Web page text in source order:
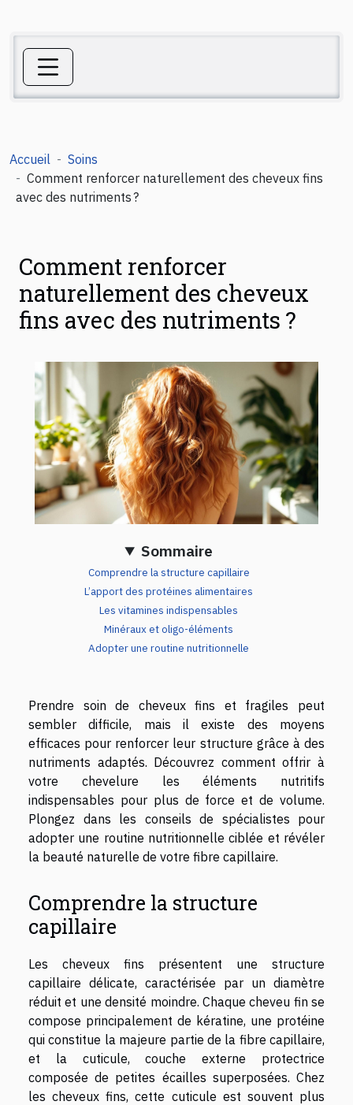
Accueil
Soins
Comment renforcer naturellement des cheveux fins
avec des nutriments ?
Comment renforcer
naturellement des cheveux
fins avec des nutriments ?
Sommaire
Comprendre la structure capillaire
L’apport des protéines alimentaires
Les vitamines indispensables
Minéraux et oligo-éléments
Adopter une routine nutritionnelle
Prendre soin de cheveux fins et fragiles peut
sembler difficile, mais il existe des moyens
efficaces pour renforcer leur structure grâce à des
nutriments adaptés. Découvrez comment offrir à
votre chevelure les éléments nutritifs
indispensables pour plus de force et de volume.
Plongez dans les conseils de spécialistes pour
adopter une routine nutritionnelle ciblée et révéler
la beauté naturelle de votre fibre capillaire.
Comprendre la structure
capillaire
Les cheveux fins présentent une structure
capillaire délicate, caractérisée par un diamètre
réduit et une densité moindre. Chaque cheveu fin se
compose principalement de kératine, une protéine
qui constitue la majeure partie de la fibre capillaire,
et la cuticule, couche externe protectrice
composée de petites écailles superposées. Chez
les cheveux fins, cette cuticule est souvent plus